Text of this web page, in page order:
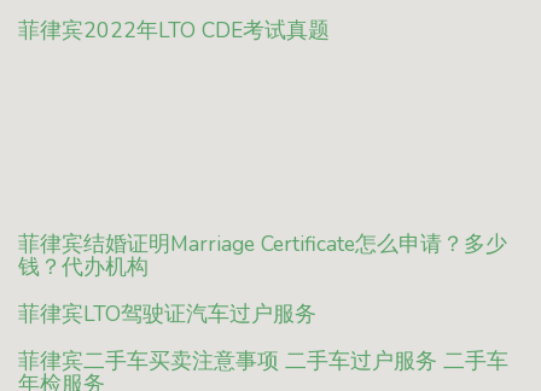
菲律宾2022年LTO CDE考试真题
菲律宾结婚证明Marriage Certificate怎么申请？多少
钱？代办机构
菲律宾LTO驾驶证汽车过户服务
菲律宾二手车买卖注意事项 二手车过户服务 二手车
年检服务